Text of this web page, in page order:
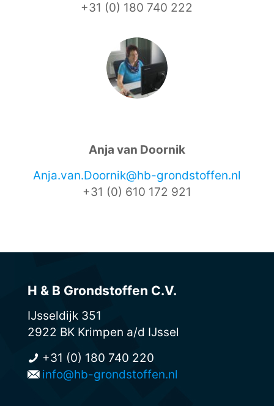
+31 (0) 180 740 222
Anja van Doornik
Anja.van.Doornik@hb-grondstoffen.nl
+31 (0) 610 172 921
H & B Grondstoffen C.V.
IJsseldijk 351
2922 BK Krimpen a/d IJssel
+31 (0) 180 740 220
info@hb-grondstoffen.nl